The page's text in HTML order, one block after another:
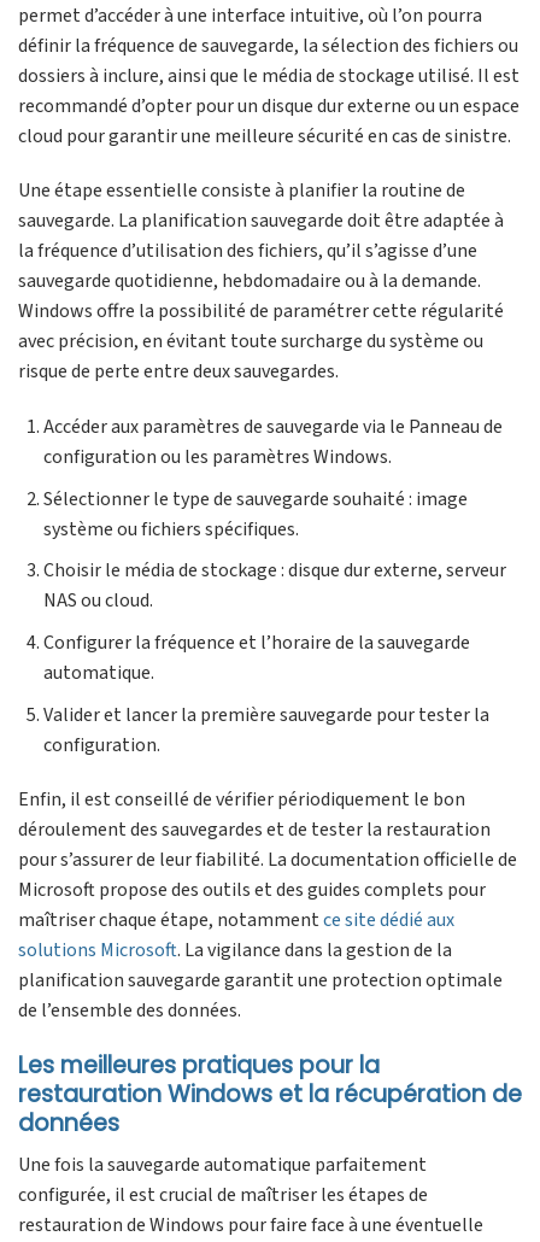
permet d’accéder à une interface intuitive, où l’on pourra
définir la fréquence de sauvegarde, la sélection des fichiers ou
dossiers à inclure, ainsi que le média de stockage utilisé. Il est
recommandé d’opter pour un disque dur externe ou un espace
cloud pour garantir une meilleure sécurité en cas de sinistre.
Une étape essentielle consiste à planifier la routine de
sauvegarde. La planification sauvegarde doit être adaptée à
la fréquence d’utilisation des fichiers, qu’il s’agisse d’une
sauvegarde quotidienne, hebdomadaire ou à la demande.
Windows offre la possibilité de paramétrer cette régularité
avec précision, en évitant toute surcharge du système ou
risque de perte entre deux sauvegardes.
Accéder aux paramètres de sauvegarde via le Panneau de
configuration ou les paramètres Windows.
Sélectionner le type de sauvegarde souhaité : image
système ou fichiers spécifiques.
Choisir le média de stockage : disque dur externe, serveur
NAS ou cloud.
Configurer la fréquence et l’horaire de la sauvegarde
automatique.
Valider et lancer la première sauvegarde pour tester la
configuration.
Enfin, il est conseillé de vérifier périodiquement le bon
déroulement des sauvegardes et de tester la restauration
pour s’assurer de leur fiabilité. La documentation officielle de
Microsoft propose des outils et des guides complets pour
maîtriser chaque étape, notammentce site dédié aux
solutions Microsoft. La vigilance dans la gestion de la
planification sauvegarde garantit une protection optimale
de l’ensemble des données.
Les meilleures pratiques pour la
restauration Windows et la récupération de
données
Une fois la sauvegarde automatique parfaitement
configurée, il est crucial de maîtriser les étapes de
restauration de Windows pour faire face à une éventuelle